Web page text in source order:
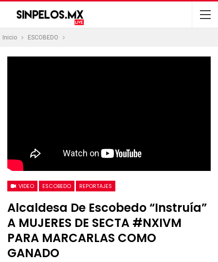
Inicio ESCOBEDO
VIDEO ESCOBEDO REPORTAJES
Alcaldesa De Escobedo “instruía”
A MUJERES DE SECTA #NXIVM
PARA MARCARLAS COMO
GANADO